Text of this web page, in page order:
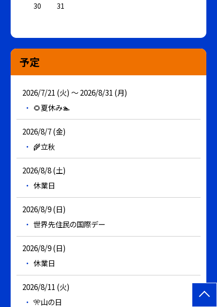
30
31
予定
2026/7/21 (火) ～ 2026/8/31 (月)
🌻夏休み🏊
2026/8/7 (金)
🌾立秋
2026/8/8 (土)
休業日
2026/8/9 (日)
世界先住民の国際デー
2026/8/9 (日)
休業日
2026/8/11 (火)
🎌山の日